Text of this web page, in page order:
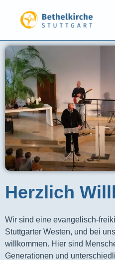
Herzlich
Wir sind eine evangelisch-
Stuttgarter Westen, und bei
willkommen. Hier sind
Generationen und